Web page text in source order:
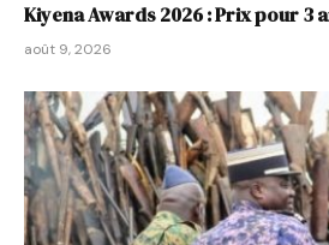
Kiyena Awards 2026 : Prix pour 3
août 9, 2026